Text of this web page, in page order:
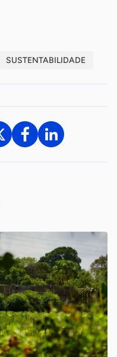
SUSTENTABILIDADE